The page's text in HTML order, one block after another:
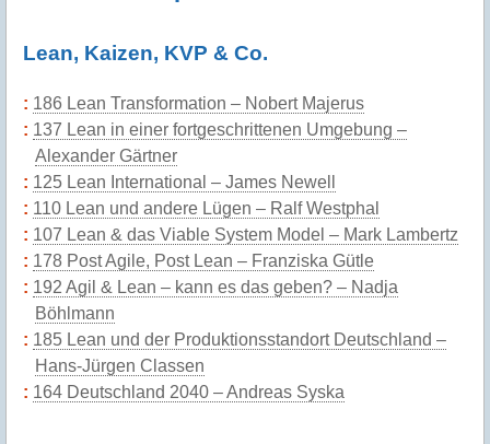
Lean, Kaizen, KVP & Co.
186 Lean Transformation – Nobert Majerus
137 Lean in einer fortgeschrittenen Umgebung –
Alexander Gärtner
125 Lean International – James Newell
110 Lean und andere Lügen – Ralf Westphal
107 Lean & das Viable System Model – Mark Lambertz
178 Post Agile, Post Lean – Franziska Gütle
192 Agil & Lean – kann es das geben? – Nadja
Böhlmann
185 Lean und der Produktionsstandort Deutschland –
Hans-Jürgen Classen
164 Deutschland 2040 – Andreas Syska